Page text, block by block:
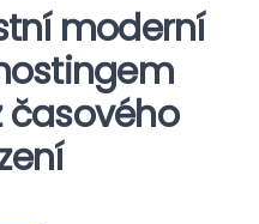
moderní
časového